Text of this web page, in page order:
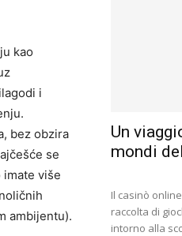
kao
i
bez obzira
se
više
ambijentu).
Un
mondi
Il casinò
raccolta di
intorno alla